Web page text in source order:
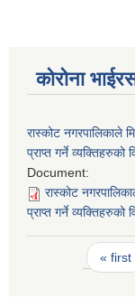
कोरोना
रास्कोट नगरपालिकाले
प्राप्त गर्ने व्यक्तिहरुको
Document:
रास्कोट
प्राप्त गर्ने व्यक्तिहरुको
Pages« first